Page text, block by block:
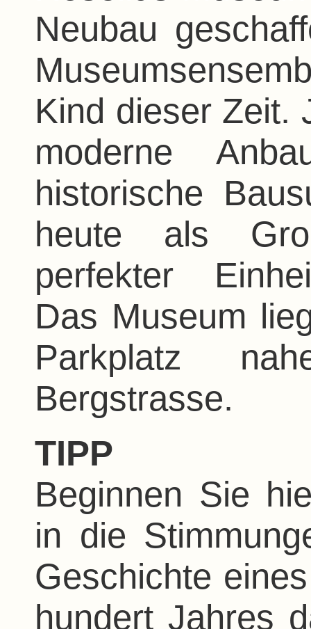
Neubau
Kind dieser Zeit.
moderne
historische
heute als
perfekter
Das Museum
Parkplatz
Bergstrasse.
TIPP
Beginnen Sie
in die
Geschichte
hundert Jahres